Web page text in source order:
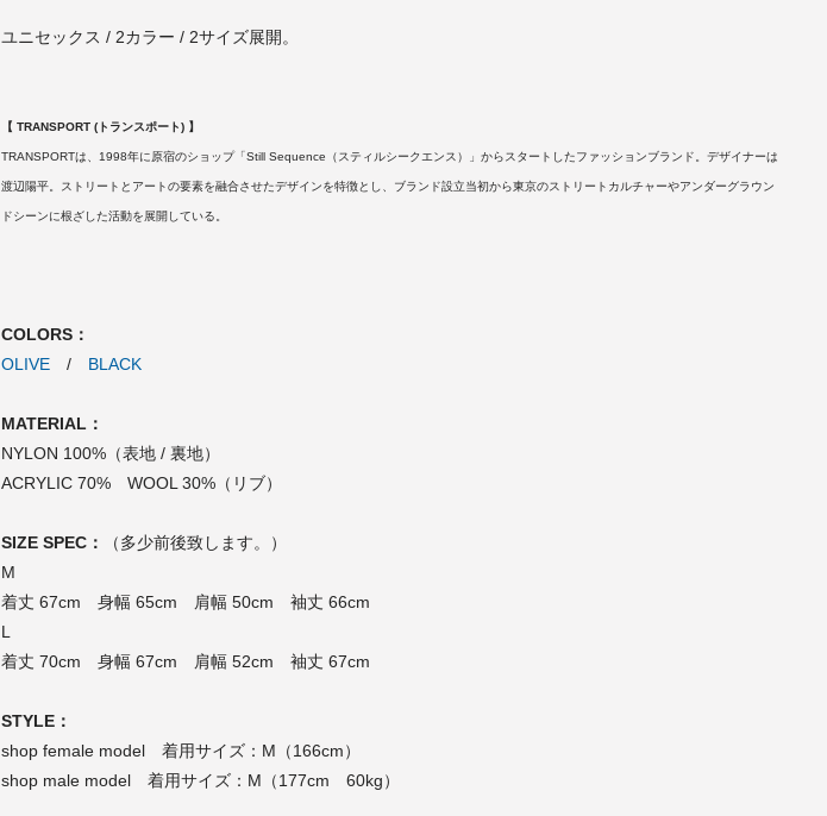
ユニセックス / 2カラー / 2サイズ展開。
【 TRANSPORT (トランスポート) 】
TRANSPORTは、1998年に原宿のショップ「Still Sequence（スティルシークエンス）」からスタートしたファッションブランド。デザイナーは
渡辺陽平。ストリートとアートの要素を融合させたデザインを特徴とし、ブランド設立当初から東京のストリートカルチャーやアンダーグラウン
ドシーンに根ざした活動を展開している。
COLORS：
OLIVE/ BLACK
MATERIAL：
NYLON 100%（表地 / 裏地）
ACRYLIC 70% WOOL 30%（リブ）
SIZE SPEC：
（多少前後致します。）
M
着丈 67cm 身幅 65cm 肩幅 50cm 袖丈 66cm
L
着丈 70cm 身幅 67cm 肩幅 52cm 袖丈 67cm
STYLE：
shop female model 着用サイズ：M（166cm）
shop male model 着用サイズ：M（177cm 60kg）